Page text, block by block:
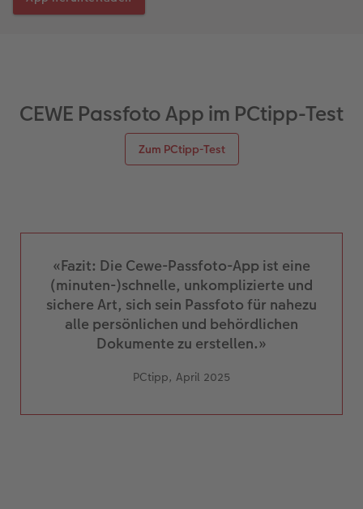
CEWE myPhotos
Zubehör
Zubehör
CEWE Passfoto App im PCtipp-Test
Zum PCtipp-Test
«Fazit: Die Cewe-Passfoto-App ist eine
(minuten-)schnelle, unkomplizierte und
sichere Art, sich sein Passfoto für nahezu
alle persönlichen und behördlichen
Dokumente zu erstellen.»
PCtipp, April 2025